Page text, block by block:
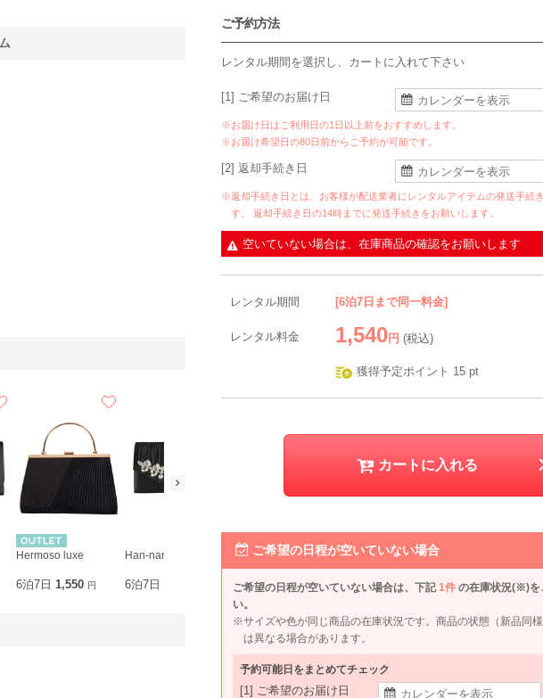
ご予約方法
レンタル期間を選択し、カートに入れて下さい
[1] ご希望のお届け日
※お届け日はご利用日の1日以上前をおすすめします。
※お届け希望日の80日前からご予約が可能です。
[2] 返却手続き日
※返却手続き日とは、お客様が配送業者にレンタルアイテムの発送手続
す。 返却手続き日の14時までに発送手続きをお願いします。
空いていない場合は、在庫商品の確認をお願いします
レンタル期間 [6泊7日まで同一料金]
レンタル料金 1,540 円 (税込)
獲得予定ポイント 15 pt
カートに入れる
ご希望の日程が空いていない場合
ご希望の日程が空いていない場合は、下記1件 の在庫状況(※)を
い。
※サイズや色が同じ商品の在庫状況です。商品の状態（新品同様
は異なる場合があります。
予約可能日をまとめてチェック
[1] ご希望のお届け日
Hermoso luxe
6泊7日1,550 円
Han-nari
6泊7日
Hermoso luxe
6泊7日2,200円
SOUP
6泊7日1,980 円 6泊7日1,790円